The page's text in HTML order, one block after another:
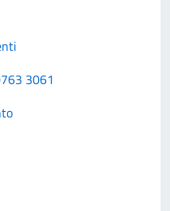
3061